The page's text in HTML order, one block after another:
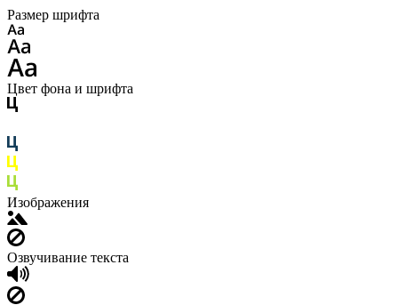
Размер шрифта
Цвет фона и шрифта
Изображения
Озвучивание текста